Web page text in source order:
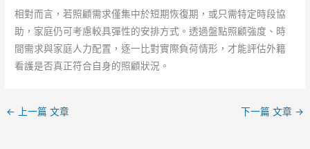
相對而言，若照顧需求僅集中於短期恢復期，或只需特定時段協
助，家庭仍可考慮較具彈性的安排方式。透過盤點照顧強度、時
間需求與家庭人力配置，逐一比對實際負荷情形，才能評估外籍
看護是否真正符合自身的照顧狀況。
← 上一篇 文章 下一篇 文章 →